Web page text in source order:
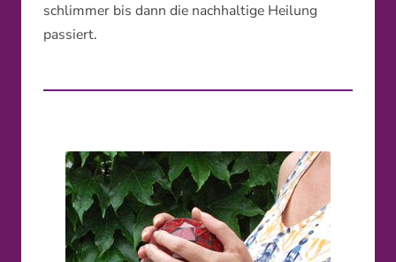
schlimmer bis dann die nachhaltige Heilung
passiert.